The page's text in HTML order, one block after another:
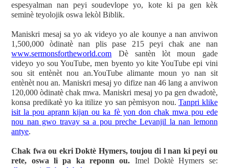
espesyalman nan peyi soudevlope yo, kote ki pa gen kèk
seminè teyolojik oswa lekòl Biblik.
Maniskri mesaj sa yo ak videyo yo ale kounye a nan anviwon
1,500,000 òdinatè nan plis pase 215 peyi chak ane nan
www.sermonsfortheworld.com Dè santèn lòt moun gade
videyo yo sou YouTube, men byento yo kite YouTube epi vini
sou sit entènèt nou an.YouTube alimante moun yo nan sit
entènèt nou an. Maniskri mesaj yo difize nan 46 lang a anviwon
120,000 òdinatè chak mwa. Maniskri mesaj yo pa gen dwadotè,
konsa predikatè yo ka itilize yo san pèmisyon nou.Tanpri klike
isit la pou aprann kijan ou ka fè yon don chak mwa pou ede
nou nan gwo travay sa a pou preche Levanjil la nan lemonn
antye.
Chak fwa ou ekri Doktè Hymers, toujou di l nan ki peyi ou
rete, oswa li pa ka reponn ou. Imel Doktè Hymers se: